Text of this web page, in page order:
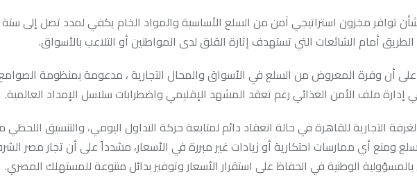
توافر مخزون استراتيجي آمن من السلع الأساسية والمواد الخام يكفي لمدد تصل إلى
أمام الشائعات التي تستهدف إثارة القلق لدى المواطنين أو التلاعب بالأسواق.
أن وفرة المعروض من السلع في الأسواق والمحال التجارية ، مدعومة بمنظومة الصوامع
إدارة ملف الأمن الغذائي رغم تعقد المشهد الإقليمي واضطرابات سلاسل الإمداد العالمية.
التجارية للقاهرة في حالة انعقاد دائم لمتابعة حركة التداول اليومي، والتنسيق اللحظي
ومنع أي ممارسات احتكارية أو زيادات غير مبررة في الأسعار، مشدداً على أن تجار مصر
الوطنية في الحفاظ على استقرار الأسعار وتوفير بدائل متنوعة للمستهلك المصري.